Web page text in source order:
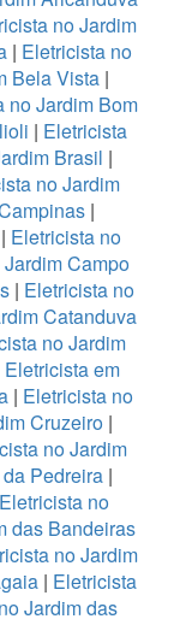
no Jardim
| Eletricista no
Bela Vista |
no Jardim Bom
| Eletricista
Brasil |
no Jardim
|
| Eletricista no
Campo
| Eletricista no
Catanduva
no Jardim
Eletricista em
| Eletricista no
Cruzeiro |
no Jardim
Pedreira|
Eletricista no
das Bandeiras
no Jardim
| Eletricista
Jardim das